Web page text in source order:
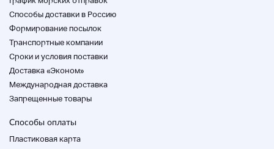
・ Обратите внимание, что могут быть случаи,
когда стенд или грузовик могут быть
скопированы по причинам стрельбы.
・ Мы используем инспекционное
без аксессуаров.
Заметки
описание продукта для продукта.
описанное в описании продукта, такое как
Способы доставки в Россию
Формирование посылок
Транспортные компании
Cроки и условия поставки
Доставка «Эконом»
Международная доставка
Запрещенные товары
Способы оплаты
Пластиковая карта